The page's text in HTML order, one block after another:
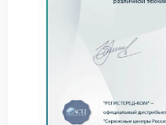
Основные факторы
Иногда проблема
внутренних элементов
перегрев проводников;
ослабление контактов;